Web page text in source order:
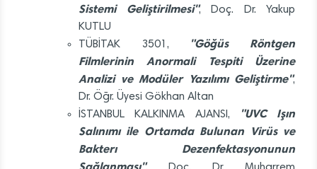
Sistemi Geliştirilmesi", Doç. Dr. Yakup
KUTLU
TÜBİTAK 3501,
"Göğüs Röntgen
Filmlerinin Anormali Tespiti Üzerine
Analizi ve Modüler Yazılımı Geliştirme",
Dr. Öğr. Üyesi Gökhan Altan
İSTANBUL KALKINMA AJANSI,
"UVC Işın
Salınımı ile Ortamda Bulunan Virüs ve
Bakterı Dezenfektasyonunun